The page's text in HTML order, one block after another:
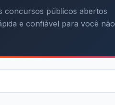
concursos públicos abertos
e confiável para você não